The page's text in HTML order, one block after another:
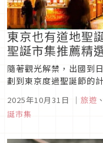
東京也有道地聖
聖誕市集推薦精
隨著觀光解禁，出國到
劃到東京度過聖誕節的
感受到滿滿的道地歐洲
美食，來看看在東京
2025年10月31日 ｜ 旅遊 、
誕市集